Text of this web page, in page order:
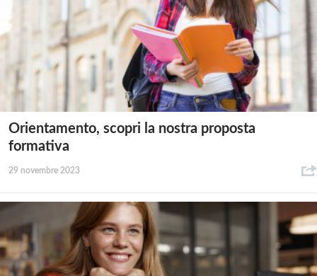
Orientamento, scopri la nostra proposta
formativa
29 novembre 2023